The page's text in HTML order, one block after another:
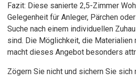
Fazit: Diese sanierte 2,5-Zimmer
Gelegenheit für Anleger, Pärchen
Suche nach einem individuellen
sind. Die Möglichkeit, die Materialien
macht dieses Angebot besonders
Zögern Sie nicht und sichern Sie sich